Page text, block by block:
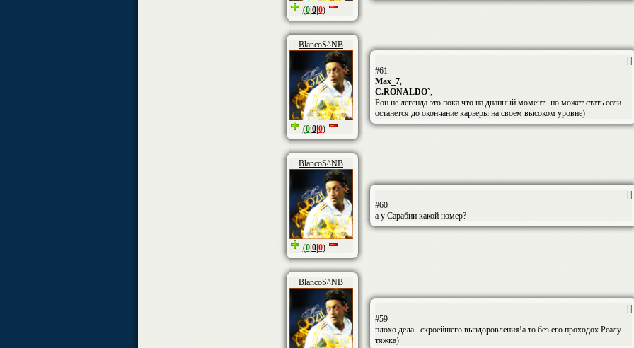
(0|0|0)
BlancoS^NB
(0|0|0)
#61
Max_7,
C.RONALDO`,
Рон не легенда это пока что на днанный момент...но может стать если
останется до окончание карьеры на своем высоком уровне)
BlancoS^NB
(0|0|0)
#60
а у Сарабии какой номер?
BlancoS^NB
#59
плохо дела.. скроейшего выздоровления!а то без его проходох Реалу
тяжка)